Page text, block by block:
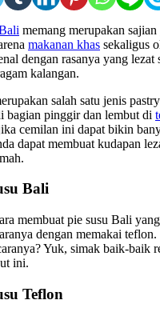
memang merupakan
makanan khas sekaligus
dengan rasanya yang lezat
kalangan.
salah satu jenis
bagian pinggir dan lembut di
cemilan ini dapat bikin
dapat membuat kudapan
Bali
membuat pie susu Bali
dengan memakai teflon.
Yuk, simak baik-baik
ini.
Teflon